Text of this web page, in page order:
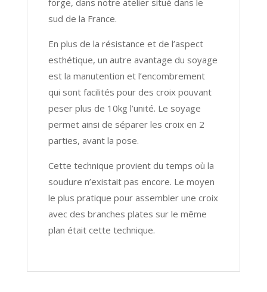
sud de la France.
En plus de la résistance et de l’aspect
esthétique, un autre avantage du soyage
est la manutention et l’encombrement
qui sont facilités pour des croix pouvant
peser plus de 10kg l’unité. Le soyage
permet ainsi de séparer les croix en 2
parties, avant la pose.
Cette technique provient du temps où la
soudure n’existait pas encore. Le moyen
le plus pratique pour assembler une croix
avec des branches plates sur le même
plan était cette technique.